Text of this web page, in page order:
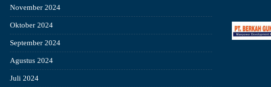
November 2024
Oktober 2024
September 2024
Agustus 2024
Juli 2024